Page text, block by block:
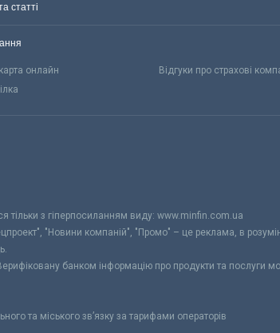
статті
онлайн Відгуки про страхові
тільки з гіперпосиланням виду: www.minfin.com.ua
"Новини компаній", "Промо" – це реклама, в
банком інформацію про продукти та послуги
та міського зв’язку за тарифами операторів